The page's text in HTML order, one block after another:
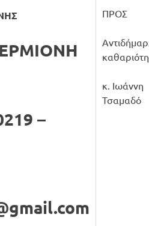
–
ΠΡΟΣ
κ. Ιωάννη
Τσαμαδό